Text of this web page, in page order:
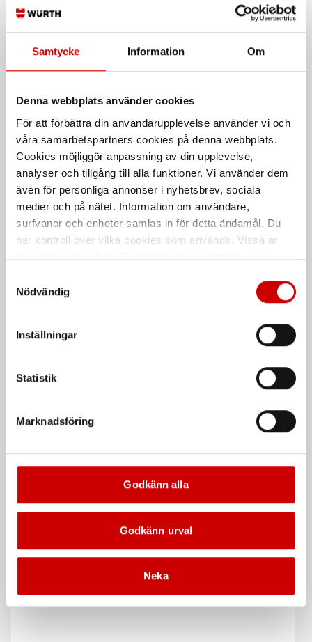
Samtycke Information Om
Denna webbplats använder cookies
För att förbättra din användarupplevelse använder vi och
våra samarbetspartners cookies på denna webbplats.
Cookies möjliggör anpassning av din upplevelse,
analyser och tillgång till alla funktioner. Vi använder dem
även för personliga annonser i nyhetsbrev, sociala
medier och på nätet. Information om användare,
surfvanor och enheter samlas in för detta ändamål. Du
har kontroll över vilka cookies som används. Vissa är
tekniskt nödvändiga. Godkännande av statistik- och
länder utanför EU med olika dataskyddsnormer. Genom
att godkänna samtycker du till sådana överföringar. Läs
Nödvändig
Inställningar
Statistik
Marknadsföring
Godkänn alla
Godkänn urval
Neka
Stark textiltejp
Tunt och sömlöst underställ som
transporterar bort fukt och håller
dig varm.
Mössa MODYF varsel
ljusförhållanden.
Stretchbälte MODYF
metallspänne
Robust och elastiskt arbetsbälte
med metallspänne.
De som köpte, köpte även
Svarta nitrilhandskar
Nitrilhandskar för engångsbruk
Alkaliskt batteri 1,5V LR6